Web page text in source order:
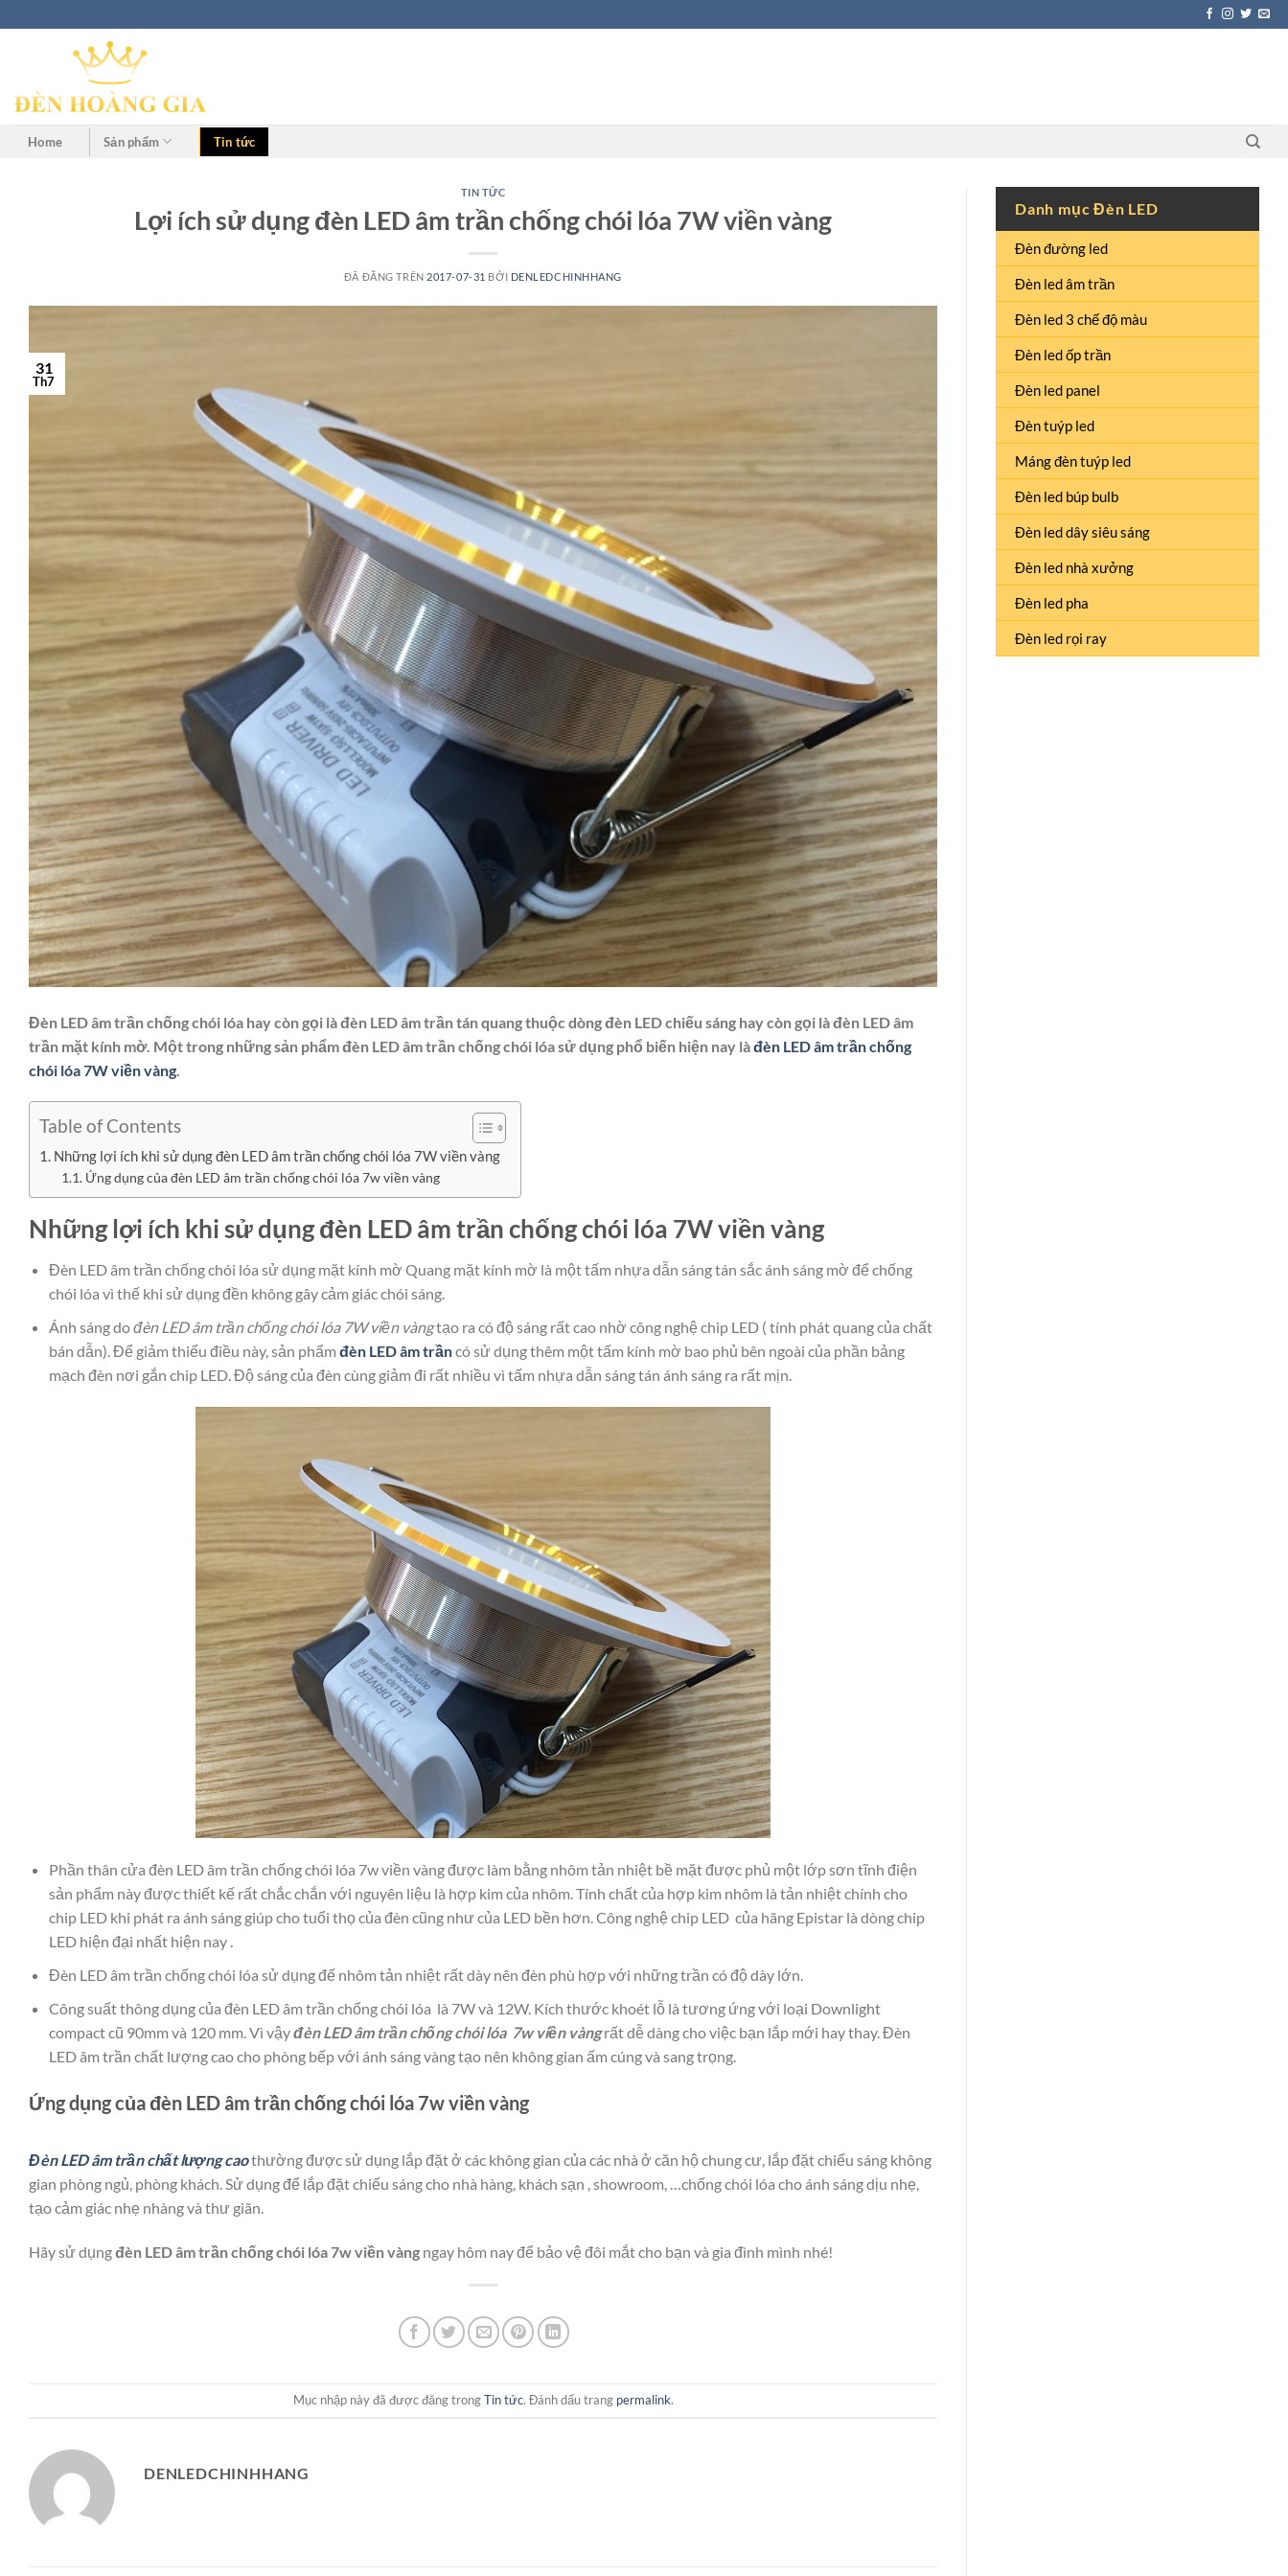
Home Sản phẩm Tin tức
TIN TỨC
Lợi ích sử dụng đèn LED âm trần chống chói lóa 7W viền vàng
ĐÃ ĐĂNG TRÊN 2017-07-31 BỞI DENLEDCHINHHANG
31
Th7
Đèn LED âm trần chống chói lóa hay còn gọi là đèn LED âm trần tán quang thuộc dòng đèn LED chiếu sáng hay còn gọi là đèn LED âm
trần mặt kính mờ. Một trong những sản phẩm đèn LED âm trần chống chói lóa sử dụng phổ biến hiện nay làđèn LED âm trần chống
chói lóa 7W viền vàng
Table of Contents
Những lợi ích khi sử dụng đèn LED âm trần chống chói lóa 7W viền vàng
Ứng dụng của đèn LED âm trần chống chói lóa 7w viền vàng
Những lợi ích khi sử dụng đèn LED âm trần chống chói lóa 7W viền vàng
Đèn LED âm trần chống chói lóa sử dụng mặt kính mờ Quang mặt kính mờ là một tấm nhựa dẫn sáng tán sắc ánh sáng mờ để chống
chói lóa vì thế khi sử dụng đền không gây cảm giác chói sáng.
Ánh sáng dođèn LED âm trần chống chói lóa 7W viền vàngtạo ra có độ sáng rất cao nhờ công nghệ chip LED ( tính phát quang của chất
bán dẫn). Để giảm thiểu điều này, sản phẩm đèn LED âm trầncó sử dụng thêm một tấm kính mờ bao phủ bên ngoài của phần bảng
mạch đèn nơi gắn chip LED. Độ sáng của đèn cùng giảm đi rất nhiều vì tấm nhựa dẫn sáng tán ánh sáng ra rất mịn.
Phần thân cửa đèn LED âm trần chống chói lóa 7w viền vàng được làm bằng nhôm tản nhiệt bề mặt được phủ một lớp sơn tĩnh điện
sản phẩm này được thiết kế rất chắc chắn với nguyên liệu là hợp kim của nhôm. Tính chất của hợp kim nhôm là tản nhiệt chính cho
chip LED khi phát ra ánh sáng giúp cho tuổi thọ của đèn cũng như của LED bền hơn. Công nghệ chip LED của hãng Epistar là dòng chip
LED hiện đại nhất hiện nay .
Đèn LED âm trần chống chói lóa sử dụng đế nhôm tản nhiệt rất dày nên đèn phù hợp với những trần có độ dày lớn.
Công suất thông dụng của đèn LED âm trần chống chói lóa là 7W và 12W. Kích thước khoét lỗ là tương ứng với loại Downlight
compact cũ 90mm và 120 mm. Vì vậyđèn LED âm trần chống chói lóa 7w viền vàngrất dễ dàng cho việc bạn lắp mới hay thay. Đèn
LED âm trần chất lượng cao cho phòng bếp với ánh sáng vàng tạo nên không gian ấm cúng và sang trọng.
Ứng dụng của đèn LED âm trần chống chói lóa 7w viền vàng
Đèn LED âm trần chất lượng caothường được sử dụng lắp đặt ở các không gian của các nhà ở căn hộ chung cư, lắp đặt chiếu sáng không
gian phòng ngủ, phòng khách. Sử dụng để lắp đặt chiếu sáng cho nhà hàng, khách sạn , showroom, …chống chói lóa cho ánh sáng dịu nhẹ,
tạo cảm giác nhẹ nhàng và thư giãn.
Hãy sử dụngđèn LED âm trần chống chói lóa 7w viền vàng ngay hôm nay để bảo vệ đôi mắt cho bạn và gia đình mình nhé!
Mục nhập này đã được đăng trongTin tức. Đánh dấu trang permalink.
DENLEDCHINHHANG
Danh mục Đèn LED
Đèn đường led
Đèn led âm trần
Đèn led 3 chế độ màu
Đèn led ốp trần
Đèn led panel
Đèn tuýp led
Máng đèn tuýp led
Đèn led búp bulb
Đèn led dây siêu sáng
Đèn led nhà xưởng
Đèn led pha
Đèn led rọi ray